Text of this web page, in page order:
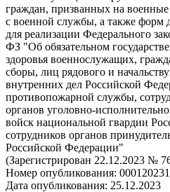
граждан, призванных на
с военной службы, а также форм
для реализации Федерального
ФЗ "Об обязательном
здоровья военнослужащих,
сборы, лиц рядового и
внутренних дел Российской
противопожарной службы,
органов уголовно-
войск национальной гвардии
сотрудников органов
Российской Федерации"
(Зарегистрирован 22.12.2023 №
Номер опубликования:
Дата опубликования: 25.12.2023